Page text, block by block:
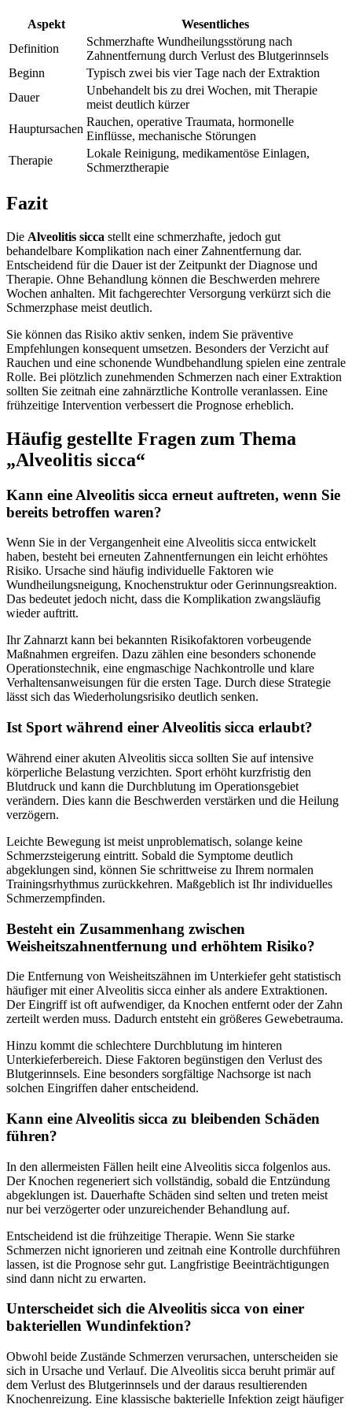
Aspekt
Wesentliches
Definition
Schmerzhafte Wundheilungsstörung nach
Zahnentfernung durch Verlust des Blutgerinnsels
Beginn
Typisch zwei bis vier Tage nach der Extraktion
Dauer
Unbehandelt bis zu drei Wochen, mit Therapie
meist deutlich kürzer
Hauptursachen
Rauchen, operative Traumata, hormonelle
Einflüsse, mechanische Störungen
Therapie
Lokale Reinigung, medikamentöse Einlagen,
Schmerztherapie
Fazit
Die Alveolitis sicca stellt eine schmerzhafte, jedoch gut
behandelbare Komplikation nach einer Zahnentfernung dar.
Entscheidend für die Dauer ist der Zeitpunkt der Diagnose und
Therapie. Ohne Behandlung können die Beschwerden mehrere
Wochen anhalten. Mit fachgerechter Versorgung verkürzt sich die
Schmerzphase meist deutlich.
Sie können das Risiko aktiv senken, indem Sie präventive
Empfehlungen konsequent umsetzen. Besonders der Verzicht auf
Rauchen und eine schonende Wundbehandlung spielen eine zentrale
Rolle. Bei plötzlich zunehmenden Schmerzen nach einer Extraktion
sollten Sie zeitnah eine zahnärztliche Kontrolle veranlassen. Eine
frühzeitige Intervention verbessert die Prognose erheblich.
Häufig gestellte Fragen zum Thema
„Alveolitis sicca“
Kann eine Alveolitis sicca erneut auftreten, wenn Sie
bereits betroffen waren?
Wenn Sie in der Vergangenheit eine Alveolitis sicca entwickelt
haben, besteht bei erneuten Zahnentfernungen ein leicht erhöhtes
Risiko. Ursache sind häufig individuelle Faktoren wie
Wundheilungsneigung, Knochenstruktur oder Gerinnungsreaktion.
Das bedeutet jedoch nicht, dass die Komplikation zwangsläufig
wieder auftritt.
Ihr Zahnarzt kann bei bekannten Risikofaktoren vorbeugende
Maßnahmen ergreifen. Dazu zählen eine besonders schonende
Operationstechnik, eine engmaschige Nachkontrolle und klare
Verhaltensanweisungen für die ersten Tage. Durch diese Strategie
lässt sich das Wiederholungsrisiko deutlich senken.
Ist Sport während einer Alveolitis sicca erlaubt?
Während einer akuten Alveolitis sicca sollten Sie auf intensive
körperliche Belastung verzichten. Sport erhöht kurzfristig den
Blutdruck und kann die Durchblutung im Operationsgebiet
verändern. Dies kann die Beschwerden verstärken und die Heilung
verzögern.
Leichte Bewegung ist meist unproblematisch, solange keine
Schmerzsteigerung eintritt. Sobald die Symptome deutlich
abgeklungen sind, können Sie schrittweise zu Ihrem normalen
Trainingsrhythmus zurückkehren. Maßgeblich ist Ihr individuelles
Schmerzempfinden.
Besteht ein Zusammenhang zwischen
Weisheitszahnentfernung und erhöhtem Risiko?
Die Entfernung von Weisheitszähnen im Unterkiefer geht statistisch
häufiger mit einer Alveolitis sicca einher als andere Extraktionen.
Der Eingriff ist oft aufwendiger, da Knochen entfernt oder der Zahn
zerteilt werden muss. Dadurch entsteht ein größeres Gewebetrauma.
Hinzu kommt die schlechtere Durchblutung im hinteren
Unterkieferbereich. Diese Faktoren begünstigen den Verlust des
Blutgerinnsels. Eine besonders sorgfältige Nachsorge ist nach
solchen Eingriffen daher entscheidend.
Kann eine Alveolitis sicca zu bleibenden Schäden
führen?
In den allermeisten Fällen heilt eine Alveolitis sicca folgenlos aus.
Der Knochen regeneriert sich vollständig, sobald die Entzündung
abgeklungen ist. Dauerhafte Schäden sind selten und treten meist
nur bei verzögerter oder unzureichender Behandlung auf.
Entscheidend ist die frühzeitige Therapie. Wenn Sie starke
Schmerzen nicht ignorieren und zeitnah eine Kontrolle durchführen
lassen, ist die Prognose sehr gut. Langfristige Beeinträchtigungen
sind dann nicht zu erwarten.
Unterscheidet sich die Alveolitis sicca von einer
bakteriellen Wundinfektion?
Obwohl beide Zustände Schmerzen verursachen, unterscheiden sie
sich in Ursache und Verlauf. Die Alveolitis sicca beruht primär auf
dem Verlust des Blutgerinnsels und der daraus resultierenden
Knochenreizung. Eine klassische bakterielle Infektion zeigt häufiger